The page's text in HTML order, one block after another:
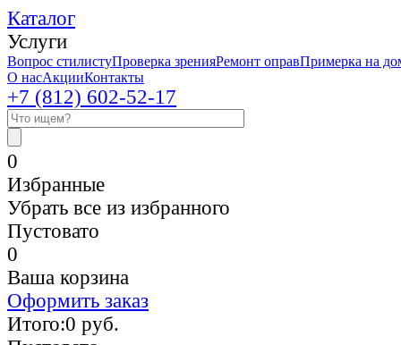
Каталог
Услуги
Вопрос стилистуПроверка зренияРемонт оправПримерка на
О насАкцииКонтакты
+7 (812) 602-52-17
0
Избранные
Убрать все из избранного
Пустовато
0
Ваша корзина
Оформить заказ
Итого:0 руб.